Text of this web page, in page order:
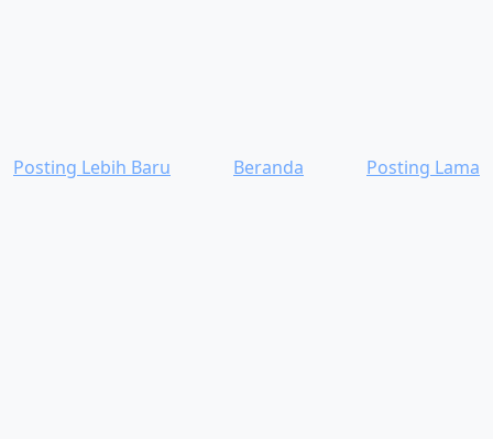
Posting Lebih Baru Posting Lama
Beranda